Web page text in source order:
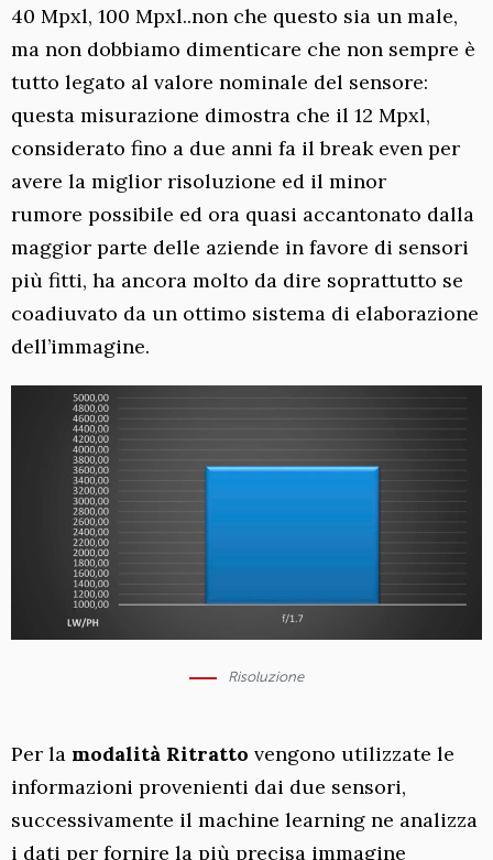
40 Mpxl, 100 Mpxl..non che questo sia un male,
ma non dobbiamo dimenticare che non sempre è
tutto legato al valore nominale del sensore:
questa misurazione dimostra che il 12 Mpxl,
considerato fino a due anni fa il break even per
avere la miglior risoluzione ed il minor
rumore possibile ed ora quasi accantonato dalla
maggior parte delle aziende in favore di sensori
più fitti, ha ancora molto da dire soprattutto se
coadiuvato da un ottimo sistema di elaborazione
dell’immagine.
Risoluzione
Per la modalità Ritratto vengono utilizzate le
informazioni provenienti dai due sensori,
successivamente il machine learning ne analizza
i dati per fornire la più precisa immagine